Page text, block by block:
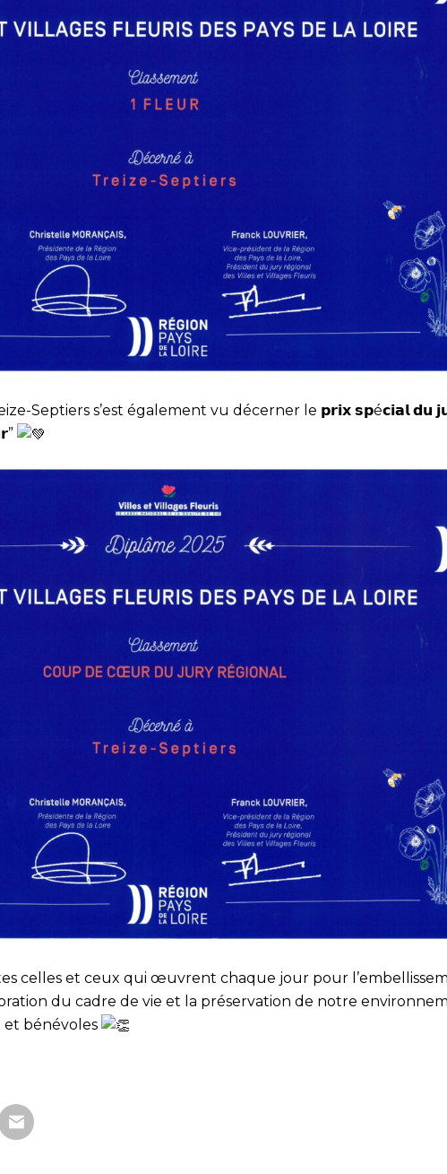
Septiers s’est également vu décerner le 𝗽𝗿𝗶𝘅 𝘀𝗽é𝗰𝗶𝗮𝗹 𝗱𝘂
celles et ceux qui œuvrent chaque jour pour
du cadre de vie et la préservation de notre
et bénévoles